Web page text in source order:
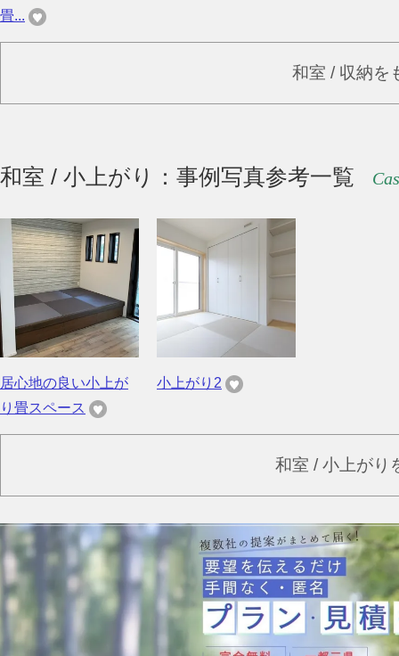
畳...
和室 / 収納を
和室 / 小上がり：事例写真参考一覧
居心地の良い小上が
り畳スペース
小上がり2
和室 / 小上がり